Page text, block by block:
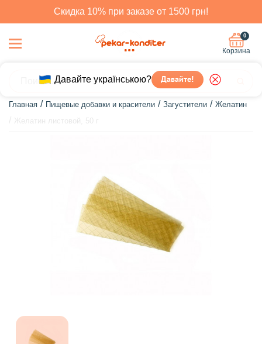
Скидка 10% при заказе от 1500 грн!
Давайте українською? Давайте!
0
Корзина
Главная Пищевые добавки и красители Загустители
Желатин